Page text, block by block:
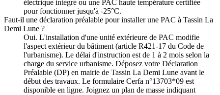
électrique intégré ou une PAC haute température certifiée
pour fonctionner jusqu'à -25°C.
Faut-il une déclaration préalable pour installer une PAC à Tassin La
Demi Lune ?
Oui. L'installation d'une unité extérieure de PAC modifie
l'aspect extérieur du bâtiment (article R421-17 du Code de
l'urbanisme). Le délai d'instruction est de 1 à 2 mois selon la
charge du service urbanisme. Déposez votre Déclaration
Préalable (DP) en mairie de Tassin La Demi Lune avant le
début des travaux. Le formulaire Cerfa n°13703*09 est
disponible en ligne. Joignez un plan de masse indiquant